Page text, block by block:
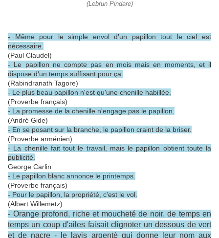
(Lebrun Pindare)
- Même pour le simple envol d'un papillon tout le ciel est
nécessaire.
(Paul Claudel)
- Le papillon ne compte pas en mois mais en moments, et il
dispose d'un temps suffisant pour ça.
(Rabindranath Tagore)
- Le plus beau papillon n'est qu'une chenille habillée.
(Proverbe français)
- La promesse de la chenille n'engage pas le papillon.
(André Gide)
- En se posant sur la branche, le papillon craint de la briser.
(Proverbe arménien)
- La chenille fait tout le travail, mais le papillon obtient toute la
publicité.
George Carlin
- Le papillon blanc annonce le printemps.
(Proverbe français)
- Pour le papillon, la propriété, c'est le vol.
(Albert Willemetz)
- Orange profond, riche et moucheté de noir, de temps en
temps un coup d'ailes faisait clignoter un dessous de vert
et de nacre - le lavis argenté qui donne leur nom aux